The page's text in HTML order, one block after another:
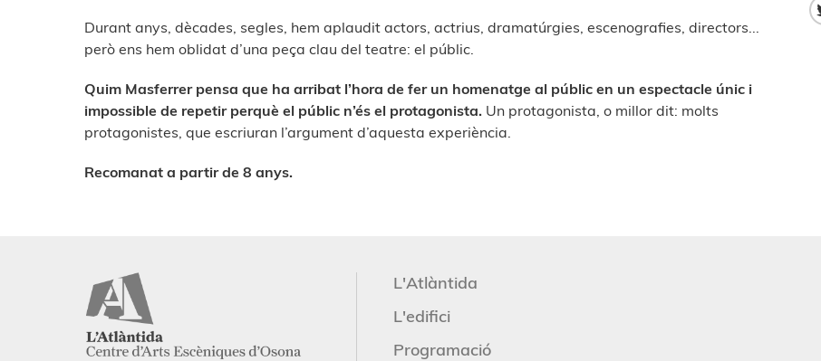
Durant anys, dècades, segles, hem aplaudit actors, actrius, dramatúrgies, escenografies, directors...
però ens hem oblidat d’una peça clau del teatre: el públic.
Quim Masferrer pensa que ha arribat l’hora de fer un homenatge al públic en un espectacle únic i
impossible de repetir perquè el públic n’és el protagonista.Un protagonista, o millor dit: molts
protagonistes, que escriuran l’argument d’aquesta experiència.
Recomanat a partir de 8 anys.
L'Atlàntida
L'edifici
Programació